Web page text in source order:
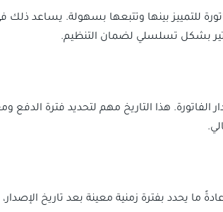
للتمييز بينها وتتبعها بسهولة. يساعد ذلك
بشكل تسلسلي لضمان التنظيم.
الفاتورة. هذا التاريخ مهم لتحديد فترة الدفع